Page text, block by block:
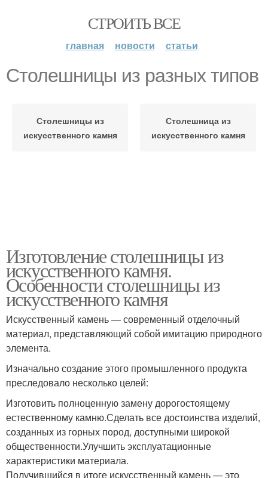
СТРОИТЬ ВСЕ
главная новости статьи
Столешницы из разных типов
Столешницы из
искусственного камня
Столешница из
искусственного камня
Изготовление столешницы из
искусственного камня.
Особенности столешницы из
искусственного камня
Искусственный камень — современный отделочный
материал, представляющий собой имитацию природного
элемента.
Изначально создание этого промышленного продукта
преследовало несколько целей:
Изготовить полноценную замену дорогостоящему
естественному камню.Сделать все достоинства изделий,
созданных из горных пород, доступными широкой
общественности.Улучшить эксплуатационные
характеристики материала.
Получившийся в итоге искусственный камень — это